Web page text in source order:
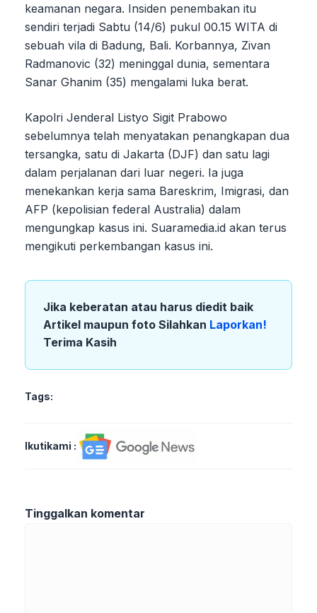
keamanan negara. Insiden penembakan itu
sendiri terjadi Sabtu (14/6) pukul 00.15 WITA di
sebuah vila di Badung, Bali. Korbannya, Zivan
Radmanovic (32) meninggal dunia, sementara
Sanar Ghanim (35) mengalami luka berat.
Kapolri Jenderal Listyo Sigit Prabowo
sebelumnya telah menyatakan penangkapan dua
tersangka, satu di Jakarta (DJF) dan satu lagi
dalam perjalanan dari luar negeri. Ia juga
menekankan kerja sama Bareskrim, Imigrasi, dan
AFP (kepolisian federal Australia) dalam
mengungkap kasus ini. Suaramedia.id akan terus
mengikuti perkembangan kasus ini.
Jika keberatan atau harus diedit baik
Artikel maupun foto Silahkan Laporkan!
Terima Kasih
Tags:
Ikutikami :
Tinggalkan komentar